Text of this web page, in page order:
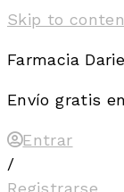
Skip to
Farmacia
Envío gratis
Entrar
/
Registrarse